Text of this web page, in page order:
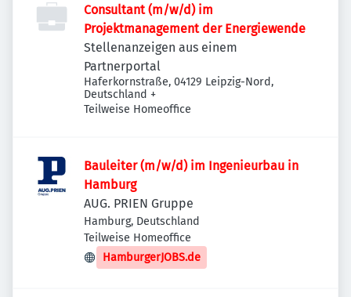
Consultant (m/w/d) im
Projektmanagement der Energiewende
Stellenanzeigen aus einem
Partnerportal
Haferkornstraße, 04129 Leipzig-Nord,
Deutschland +
Teilweise Homeoffice
Bauleiter (m/w/d) im Ingenieurbau in
Hamburg
AUG. PRIEN Gruppe
Hamburg, Deutschland
Teilweise Homeoffice
HamburgerJOBS.de